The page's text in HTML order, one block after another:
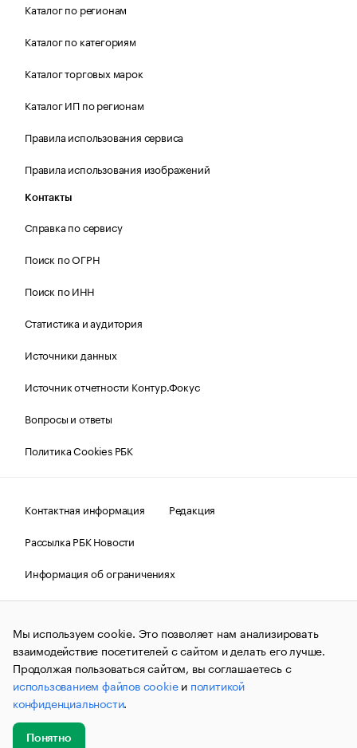
Каталог по регионам
Каталог по категориям
Каталог торговых марок
Каталог ИП по регионам
Правила использования сервиса
Правила использования изображений
Контакты
Справка по сервису
Поиск по ОГРН
Поиск по ИНН
Статистика и аудитория
Источники данных
Источник отчетности Контур.Фокус
Вопросы и ответы
Политика Cookies РБК
Контактная информация
Редакция
Рассылка РБК Новости
Информация об ограничениях
Правовая информация
О соблюдении авторских прав
© АО «РОСБИЗНЕСКОНСАЛТИНГ»,1995–2026.Сообщения
и материалы информационного агентства «РБК»
(зарегистрировано Федеральной службой по надзору в сфере
связи, информационных технологий и массовых
коммуникаций (Роскомнадзор) 09.12.2015 за номером ИА
№ФС77-63848) сопровождаются пометкой «РБК». Отдельные
публикации могут содержать информацию,
не предназначенную для пользователей
до 18 лет.
Мы используем cookie. Это позволяет нам анализировать
взаимодействие посетителей с сайтом и делать его лучше.
Продолжая пользоваться сайтом, вы соглашаетесь с
использованием файлов cookieи политикой
конфиденциальности.
Понятно